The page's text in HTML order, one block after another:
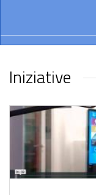
Iniziative